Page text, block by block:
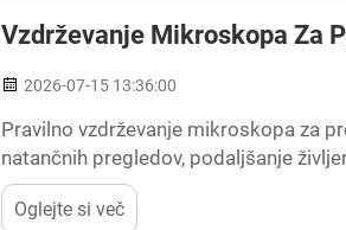
Vzdrževanje Mikroskopa Za
2026-07-15 13:36:00
Pravilno vzdrževanje mikroskopa za
natančnih pregledov, podaljšanje
okoljih proizvodnje in popravila
Oglejte si več